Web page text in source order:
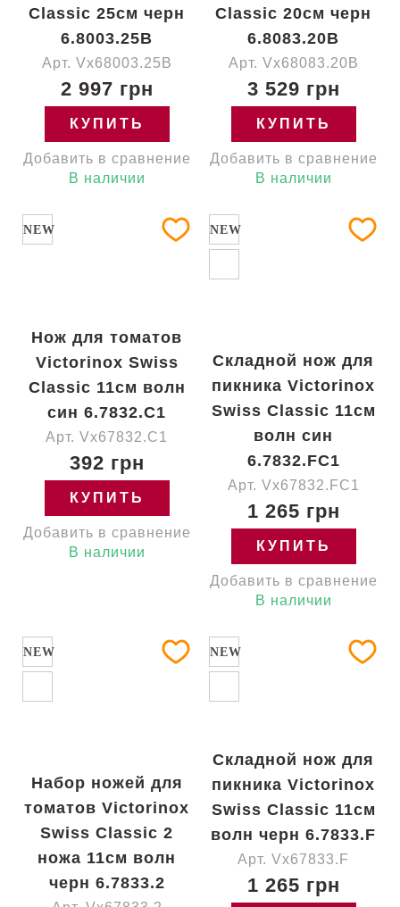
Classic 25см черн
6.8003.25B
Арт. Vx68003.25B
2 997 грн
КУПИТЬ
Добавить в сравнение
В наличии
Classic 20см черн
6.8083.20B
Арт. Vx68083.20B
3 529 грн
КУПИТЬ
Добавить в сравнение
В наличии
NEW
Нож для томатов
Victorinox Swiss
Classic 11см волн
син 6.7832.C1
Арт. Vx67832.C1
392 грн
КУПИТЬ
Добавить в сравнение
В наличии
NEW
Складной нож для
пикника Victorinox
Swiss Classic 11см
волн син
6.7832.FC1
Арт. Vx67832.FC1
1 265 грн
КУПИТЬ
Добавить в сравнение
В наличии
NEW
Набор ножей для
томатов Victorinox
Swiss Classic 2
ножа 11см волн
черн 6.7833.2
NEW
Складной нож для
пикника Victorinox
Swiss Classic 11см
волн черн 6.7833.F
Арт. Vx67833.F
1 265 грн